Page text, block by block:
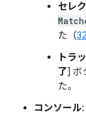
セレ
た（
トラ
了] ボ
た。
コンソール